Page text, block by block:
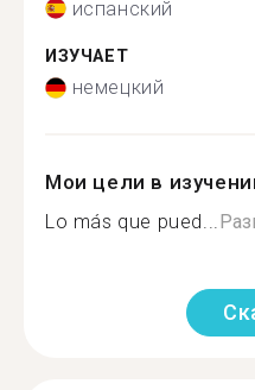
испанский
ИЗУЧАЕТ
немецкий
Мои цели в
Lo más que pued...